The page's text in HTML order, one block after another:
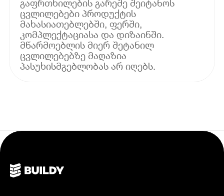
გაფრთხილების გარეშე შეიტანოს
ცვლილებები პროდუქტის
მახასიათებლებში, ფერში,
კომპლექტაციასა და დიზაინში.
მწარმოებლის მიერ შეტანილ
ცვლილებებზე მაღაზია
პასუხისმგებლობას არ იღებს.